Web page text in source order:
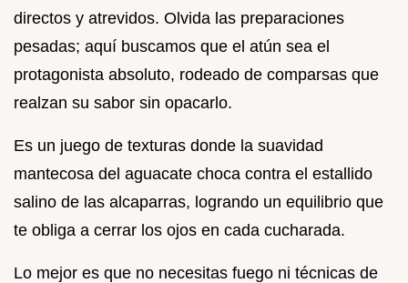
directos y atrevidos. Olvida las preparaciones
pesadas; aquí buscamos que el atún sea el
protagonista absoluto, rodeado de comparsas que
realzan su sabor sin opacarlo.
Es un juego de texturas donde la suavidad
mantecosa del aguacate choca contra el estallido
salino de las alcaparras, logrando un equilibrio que
te obliga a cerrar los ojos en cada cucharada.
Lo mejor es que no necesitas fuego ni técnicas de